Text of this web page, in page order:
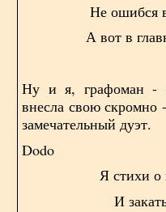
Не ошибся
А вот в
Ну и я, графоман -
внесла свою
замечательный дуэт.
Dodo
Я стихи о
И